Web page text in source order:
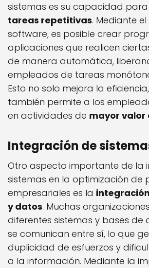
sistemas es su capacidad para
tareas repetitivas. Mediante
software, es posible crear
aplicaciones que realicen
de manera automática,
empleados de tareas
Esto no solo mejora la
también permite a los
en actividades de mayor valor
Integración de
Otro aspecto importante de la
sistemas en la optimización de
empresariales es la
y datos. Muchas
diferentes sistemas y bases de
se comunican entre sí, lo que
duplicidad de esfuerzos y
a la información. Mediante la